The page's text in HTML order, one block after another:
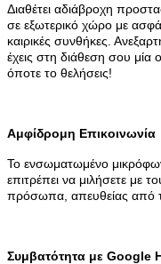
Διαθέτει αδιάβροχη
σε εξωτερικό χώρο με
καιρικές συνθήκες.
έχεις στη διάθεση σου
όποτε το θελήσεις!
Αμφίδρομη Επικοινωνία
Το ενσωματωμένο
επιτρέπει να μιλήσετε με
πρόσωπα, απευθείας από
Συμβατότητα με Google